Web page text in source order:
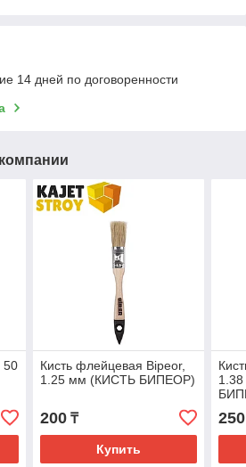
14 дней по договоренности
50
Кисть флейцевая Bipeor,
1.25 мм (КИСТЬ БИПЕОР)
200₸
Купить
250